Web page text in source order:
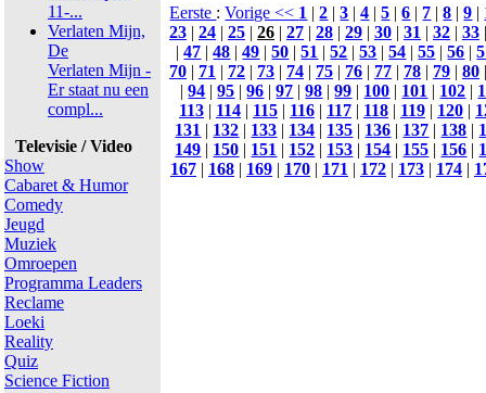
11-...
Verlaten Mijn,
De
Verlaten Mijn -
Er staat nu een
compl...
Televisie / Video
Show
Cabaret & Humor
Comedy
Jeugd
Muziek
Omroepen
Programma Leaders
Reclame
Loeki
Reality
Quiz
Science Fiction
Eerste :Vorige << 1 |2 |3 |4 |5 |6 | 7 |8 |9 |
23 | 24 | 25 | 26 | 27 | 28 | 29 | 30 | 31 | 32 | 33
|47 |48 |49 |50 |51 |52 |53 |54 |55 |56 |
70 | 71 | 72 | 73 | 74 | 75 | 76 | 77 | 78 | 79 | 80
|94 |95 |96 |97 |98 |99 | 100 | 101 | 102 |
113 | 114 | 115 | 116 | 117 | 118 | 119 | 120 |
131 | 132 | 133 | 134 | 135 | 136 | 137 | 138 |
149 | 150 | 151 | 152 | 153 | 154 | 155 | 156 |
167 | 168 | 169 | 170 | 171 | 172 | 173 | 174 |